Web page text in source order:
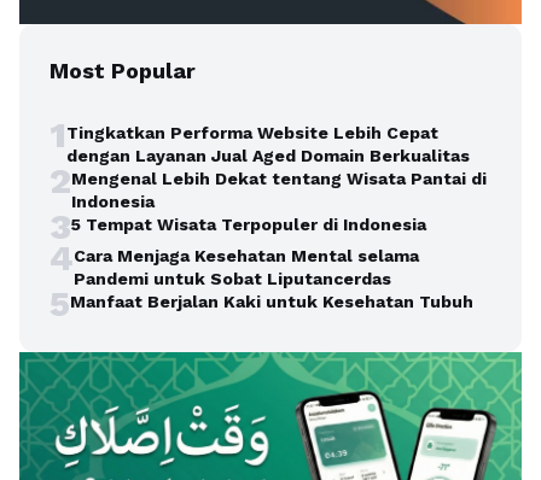
Most Popular
1Tingkatkan Performa Website Lebih Cepat
dengan Layanan Jual Aged Domain Berkualitas
2Mengenal Lebih Dekat tentang Wisata Pantai di
Indonesia
35 Tempat Wisata Terpopuler di Indonesia
4Cara Menjaga Kesehatan Mental selama
Pandemi untuk Sobat Liputancerdas
5Manfaat Berjalan Kaki untuk Kesehatan Tubuh